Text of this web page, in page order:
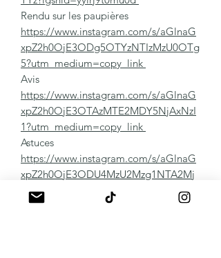
Rendu sur les paupières
https://www.instagram.com/s/aGlnaG
xpZ2h0OjE3ODg5OTYzNTIzMzU0OTg
5?utm_medium=copy_link
Avis
https://www.instagram.com/s/aGlnaG
xpZ2h0OjE3OTAzMTE2MDY5NjAxNzI
1?utm_medium=copy_link
Astuces
https://www.instagram.com/s/aGlnaG
xpZ2h0OjE3ODU4MzU2Mzg1NTA2Mj
g2?utm_medium=copy_link
Panaché de vos réalisations